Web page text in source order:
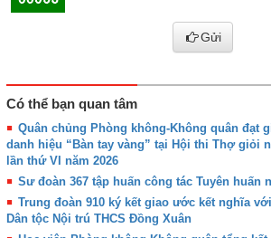
Gửi
Có thể bạn quan tâm
Quân chủng Phòng không-Không quân đạt
danh hiệu “Bàn tay vàng” tại Hội thi Thợ giỏi
lần thứ VI năm 2026
Sư đoàn 367 tập huấn công tác Tuyên huấn
Trung đoàn 910 ký kết giao ước kết nghĩa
Dân tộc Nội trú THCS Đồng Xuân